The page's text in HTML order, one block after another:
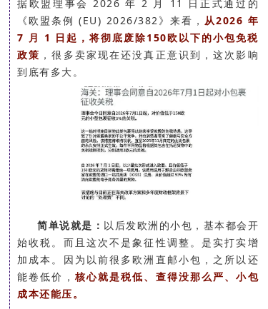
S
U
G
E
R
Y
读
懂
胸
据欧盟理事会 2026 年 2 月 11 日正式通过的
《欧盟条例 (EU) 2026/382》来看，从2026 年
7 月 1 日起，将彻底废除150欧以下的小包免税
政策 ，很多卖家现在还没真正意识到，这次影响
到底有多大。
简单说就是： 以后发欧洲的小包，基本都会开
始收税。而且这次不是象征性调整。是实打实增
加成本。因为以前很多欧洲直邮小包，之所以还
能卷低价， 核心就是税低、查得没那么严、小包
成本还能压。